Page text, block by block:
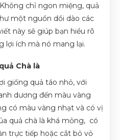
chỉ ngon miệng, quả
một nguồn dồi dào các
này sẽ giúp bạn hiểu rõ
lợi ích mà nó mang lại.
Chà là
giống quả táo nhỏ, với
dương đến màu vàng
có màu vàng nhạt và có vị
quả chà là khá mỏng, có
trực tiếp hoặc cắt bỏ vỏ